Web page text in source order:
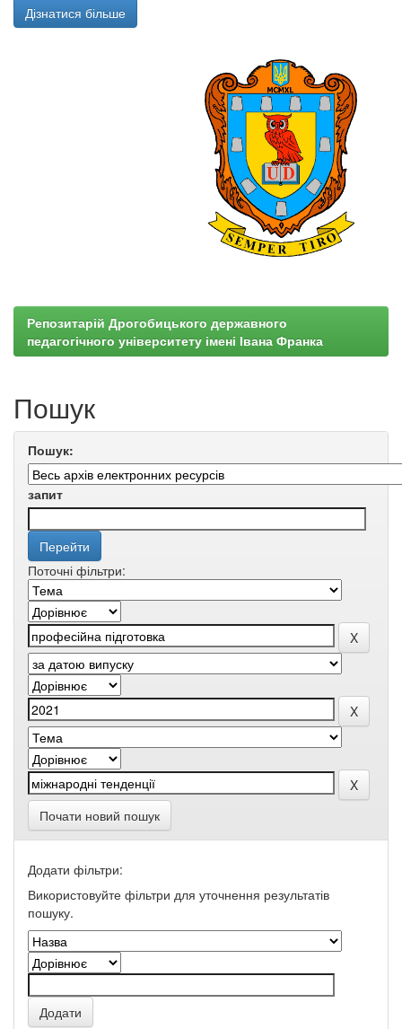
Дізнатися більше
Репозитарій Дрогобицького державного
педагогічного університету імені Івана Франка
Пошук
Пошук:
запит
Поточні фільтри:
Почати новий пошук
Додати фільтри:
Використовуйте фільтри для уточнення результатів
пошуку.